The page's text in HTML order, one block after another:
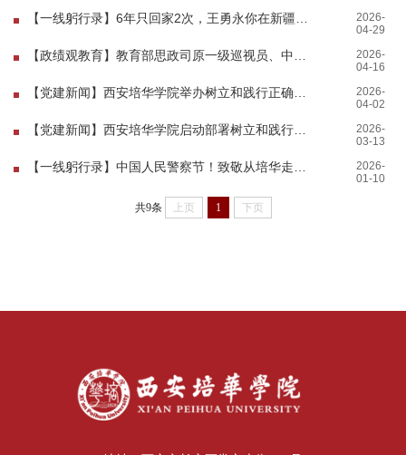
2026-
04-29
2026-
04-16
2026-
04-02
2026-
03-13
2026-
01-10
共9条 上页 1 下页